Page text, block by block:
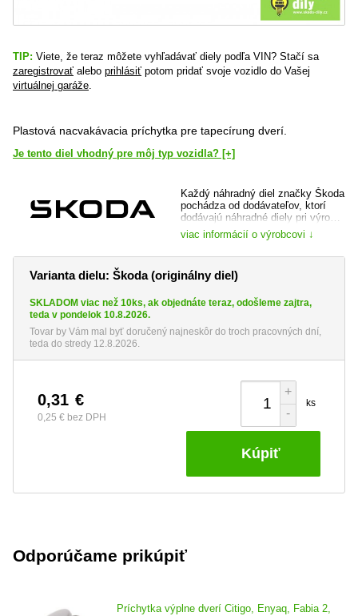
TIP: Viete, že teraz môžete vyhľadávať diely podľa VIN? Stačí sa
zaregistrovať alebo prihlásiť potom pridať svoje vozidlo do Vašej
virtuálnej garáže
Plastová nacvakávacia príchytka pre tapecírung dverí.
Je tento diel vhodný pre môj typ vozidla? [+]
Každý náhradný diel značky Škoda
pochádza od dodávateľov, ktorí
dodávajú náhradné diely pri výrobe
vozidla a je dôkladne preverený,
ako samotnou automobilkou, tak jej
prípadným dodávateľom. Máte tak
a totožný diel, ktorý bol do vozidla
viac informácií o výrobcovi ↓
Varianta dielu: Škoda (originálny diel)
SKLADOM viac než 10ks, ak objednáte teraz, odošleme zajtra,
teda v pondelok 10.8.2026.
Tovar by Vám mal byť doručený najneskôr do troch pracovných dní,
teda do stredy 12.8.2026.
0,31 €
0,25 € bez DPH -
+
ks
Kúpiť
Odporúčame prikúpiť
Príchytka výplne dverí Citigo, Enyaq, Fabia 2,